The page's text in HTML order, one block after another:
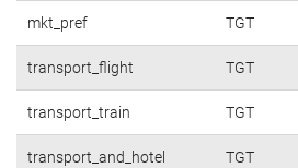
mkt_pref TGT
transport_flight TGT
transport_train TGT
transport_and_hotel TGT